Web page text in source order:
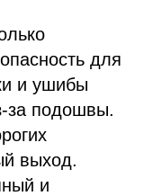
для
и ушибы
за подошвы.
выход.
и